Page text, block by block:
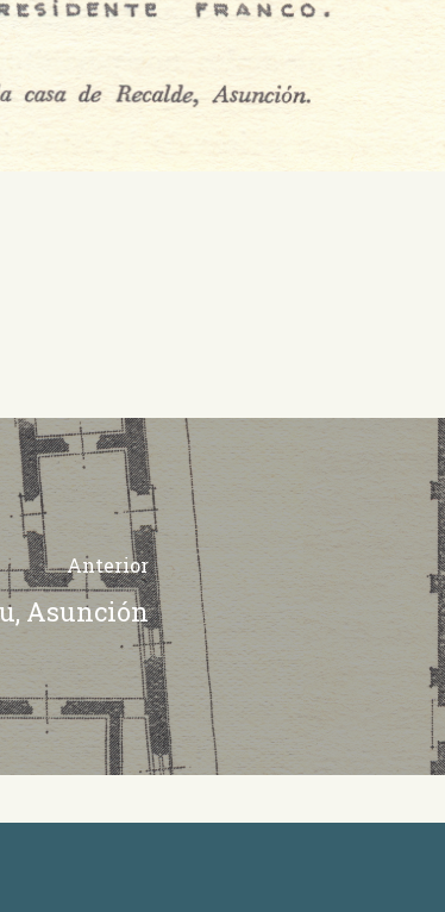
Anterior
Asunción